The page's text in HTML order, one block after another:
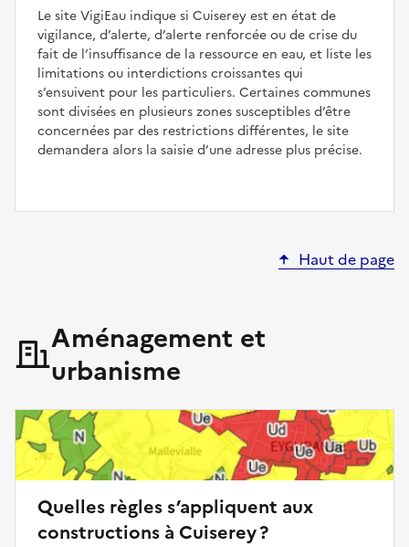
Le site VigiEau indique si Cuiserey est en état de
vigilance, d’alerte, d’alerte renforcée ou de crise du
fait de l’insuffisance de la ressource en eau, et liste les
limitations ou interdictions croissantes qui
s’ensuivent pour les particuliers. Certaines communes
sont divisées en plusieurs zones susceptibles d’être
concernées par des restrictions différentes, le site
demandera alors la saisie d’une adresse plus précise.
Haut de page
Aménagement et
urbanisme
Quelles règles s’appliquent aux
constructions à Cuiserey ?